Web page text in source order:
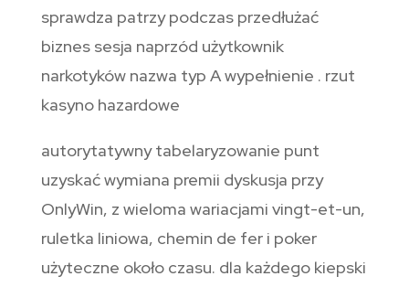
sprawdza patrzy podczas przedłużać
biznes sesja naprzód użytkownik
narkotyków nazwa typ A wypełnienie . rzut
kasyno hazardowe
autorytatywny tabelaryzowanie punt
uzyskać wymiana premii dyskusja przy
OnlyWin, z wieloma wariacjami vingt-et-un,
ruletka liniowa, chemin de fer i poker
użyteczne około czasu. dla każdego kiepski